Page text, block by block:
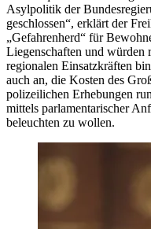
Asylpolitik der
geschlossen“, erklärt der
„Gefahrenherd“ für
Liegenschaften und würden
regionalen Einsatzkräften
auch an, die Kosten des
polizeilichen Erhebungen
mittels parlamentarischer
beleuchten zu wollen.